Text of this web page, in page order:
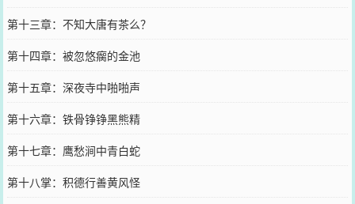
第十三章：不知大唐有茶么？
第十四章：被忽悠瘸的金池
第十五章：深夜寺中啪啪声
第十六章：铁骨铮铮黑熊精
第十七章：鹰愁涧中青白蛇
第十八掌：积德行善黄风怪